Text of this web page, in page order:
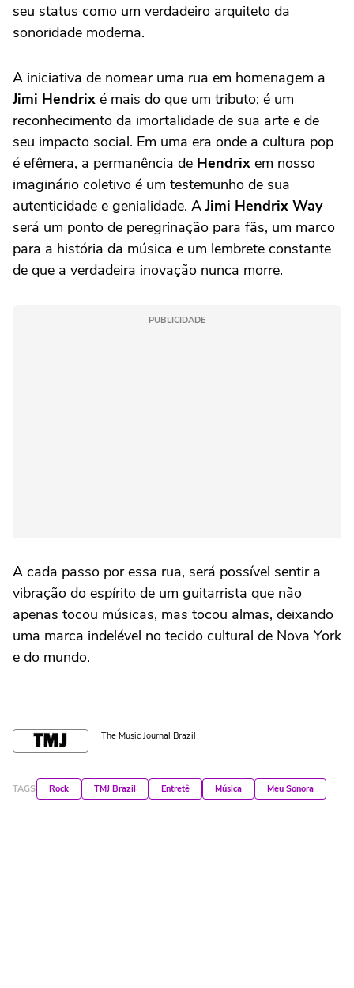
seu status como um verdadeiro arquiteto da
sonoridade moderna.
A iniciativa de nomear uma rua em homenagem a
Jimi Hendrix é mais do que um tributo; é um
reconhecimento da imortalidade de sua arte e de
seu impacto social. Em uma era onde a cultura pop
é efêmera, a permanência de Hendrix em nosso
imaginário coletivo é um testemunho de sua
autenticidade e genialidade. A Jimi Hendrix Way
será um ponto de peregrinação para fãs, um marco
para a história da música e um lembrete constante
de que a verdadeira inovação nunca morre.
PUBLICIDADE
A cada passo por essa rua, será possível sentir a
vibração do espírito de um guitarrista que não
apenas tocou músicas, mas tocou almas, deixando
uma marca indelével no tecido cultural de Nova York
e do mundo.
The Music Journal Brazil
TAGS Rock TMJ Brazil Entretê Música Meu Sonora